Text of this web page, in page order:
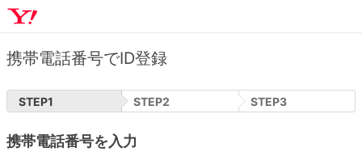
携帯電話番号でID登録
STEP1 STEP2 STEP3
携帯電話番号を入力